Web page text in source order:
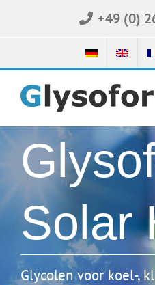
+49 (0)
Solar
Glycolen voor koel-,